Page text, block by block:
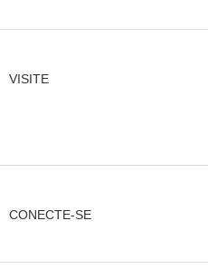
VISITE
CONECTE-SE